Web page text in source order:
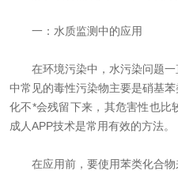
一：水质监测中的应用
在环境污染中，水污染问题一
中常见的毒性污染物主要是硝基
化不*会残留下来，其危害性也比
成人APP技术是常用有效的方法。
在应用前，要使用苯类化合物